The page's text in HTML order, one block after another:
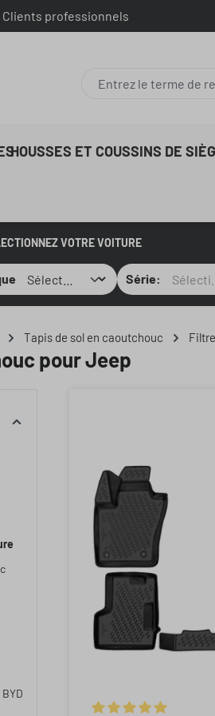
Clients professionnels
HOUSSES ET COUSSINS DE
VOTRE VOITURE
Série:
Tapis de sol en caoutchouc
pour Jeep